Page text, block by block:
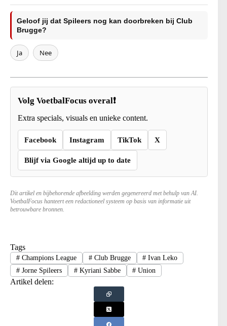
Geloof jij dat Spileers nog kan doorbreken bij Club
Brugge?
Ja Nee
Volg VoetbalFocus overal❗
Extra specials, visuals en unieke content.
Facebook Instagram TikTok X
Blijf via Google altijd up to date
Dit artikel en bijbehorende afbeelding werden gegenereerd met behulp van AI.
VoetbalFocus hanteert een redactioneel systeem op basis van informatie uit
betrouwbare bronnen.
Tags
#Champions League #Club Brugge # Ivan Leko
#Jorne Spileers #Kyriani Sabbe # Union
Artikel delen: